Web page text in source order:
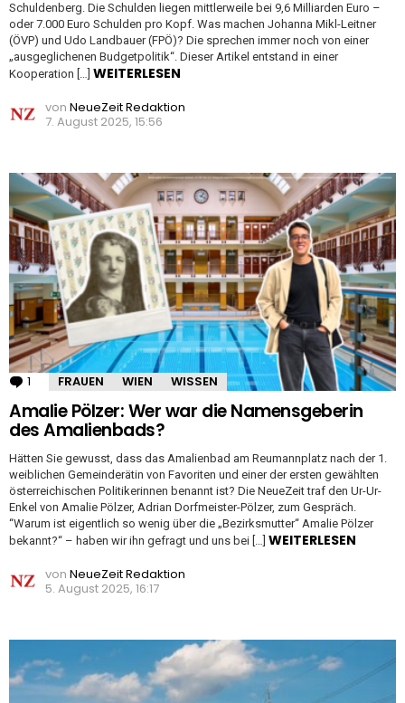
Schuldenberg. Die Schulden liegen mittlerweile bei 9,6 Milliarden Euro –
oder 7.000 Euro Schulden pro Kopf. Was machen Johanna Mikl-Leitner
(ÖVP) und Udo Landbauer (FPÖ)? Die sprechen immer noch von einer
„ausgeglichenen Budgetpolitik“. Dieser Artikel entstand in einer
Kooperation […] WEITERLESEN
von NeueZeit Redaktion
7. August 2025, 15:56
1 Kommentar
FRAUEN WIEN WISSEN
Amalie Pölzer: Wer war die Namensgeberin
des Amalienbads?
Hätten Sie gewusst, dass das Amalienbad am Reumannplatz nach der 1.
weiblichen Gemeinderätin von Favoriten und einer der ersten gewählten
österreichischen Politikerinnen benannt ist? Die NeueZeit traf den Ur-Ur-
Enkel von Amalie Pölzer, Adrian Dorfmeister-Pölzer, zum Gespräch.
“Warum ist eigentlich so wenig über die „Bezirksmutter“ Amalie Pölzer
bekannt?“ – haben wir ihn gefragt und uns bei […] WEITERLESEN
von NeueZeit Redaktion
5. August 2025, 16:17